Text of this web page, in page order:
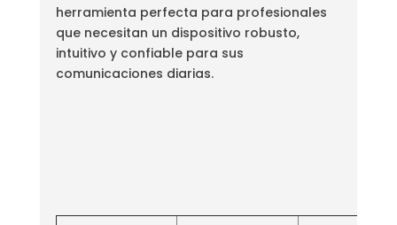
herramienta perfecta para profesionales
que necesitan un dispositivo robusto,
intuitivo y confiable para sus
comunicaciones diarias.